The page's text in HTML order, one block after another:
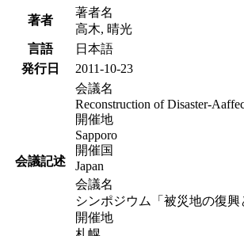
著者
著者名
高木, 晴光
言語
日本語
発行日
2011-10-23
会議記述
会議名
Reconstruction of Disaster-
開催地
Sapporo
開催国
Japan
会議名
シンポジウム「被災地の復
開催地